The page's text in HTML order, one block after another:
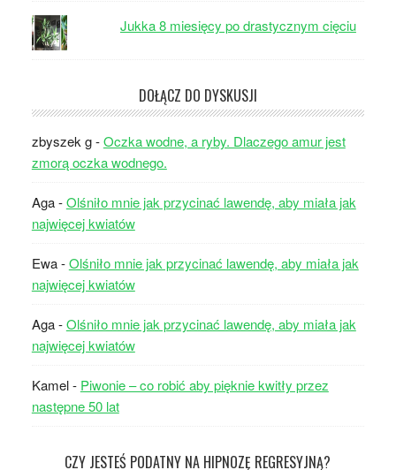
Jukka 8 miesięcy po drastycznym cięciu
DOŁĄCZ DO DYSKUSJI
zbyszek g-Oczka wodne, a ryby. Dlaczego amur jest
zmorą oczka wodnego.
Aga-Olśniło mnie jak przycinać lawendę, aby miała jak
najwięcej kwiatów
Ewa-Olśniło mnie jak przycinać lawendę, aby miała jak
najwięcej kwiatów
Aga-Olśniło mnie jak przycinać lawendę, aby miała jak
najwięcej kwiatów
Kamel- Piwonie – co robić aby pięknie kwitły przez
następne 50 lat
CZY JESTEŚ PODATNY NA HIPNOZĘ REGRESYJNĄ?